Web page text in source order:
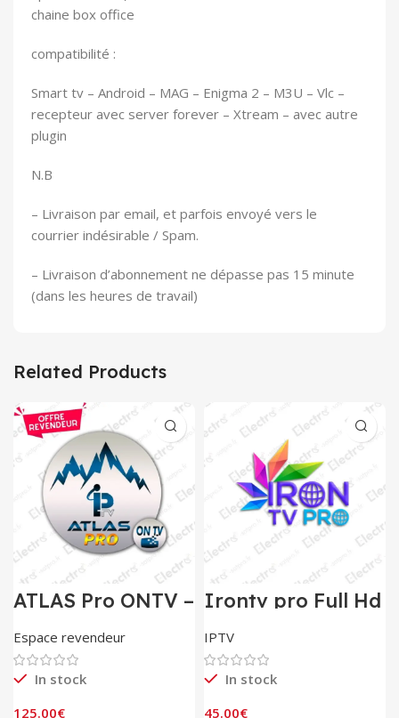
chaine box office
compatibilité :
Smart tv – Android – MAG – Enigma 2 – M3U – Vlc –
recepteur avec server forever – Xtream – avec autre
plugin
N.B
– Livraison par email, et parfois envoyé vers le
courrier indésirable / Spam.
– Livraison d’abonnement ne dépasse pas 15 minute
(dans les heures de travail)
Related Products
ATLAS Pro ONTV –
Espace revendeur
In stock
125.00€
Irontv pro Full Hd
IPTV
In stock
45.00€